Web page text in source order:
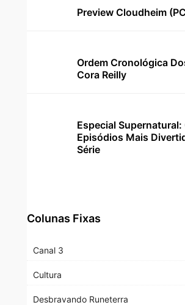
Preview Cloudheim
Ordem Cronológica
Cora Reilly
Especial Supernatural:
Episódios Mais
Série
Colunas Fixas
Canal 3
Cultura
Desbravando Runeterra